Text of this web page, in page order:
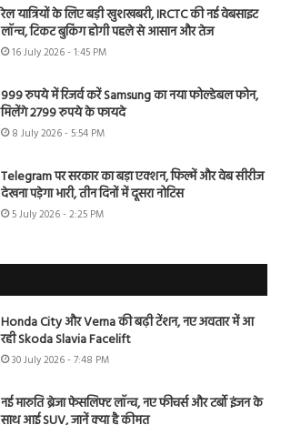
रेल यात्रियों के लिए बड़ी खुशखबरी, IRCTC की नई वेबसाइट
लॉन्च, टिकट बुकिंग होगी पहले से आसान और तेज
16 July 2026 - 1:45 PM
999 रुपये में रिजर्व करें Samsung का नया फोल्डेबल फोन,
मिलेंगे 2799 रुपये के फायदे
8 July 2026 - 5:54 PM
Telegram पर सरकार का बड़ा एक्शन, फिल्में और वेब सीरीज
देखना पड़ेगा भारी, तीन दिनों में दूसरा नोटिस
5 July 2026 - 2:25 PM
Honda City और Verna की बढ़ी टेंशन, नए अवतार में आ
रही Skoda Slavia Facelift
30 July 2026 - 7:48 PM
नई मारुति ब्रेजा फेसलिफ्ट लॉन्च, नए फीचर्स और टर्बो इंजन के